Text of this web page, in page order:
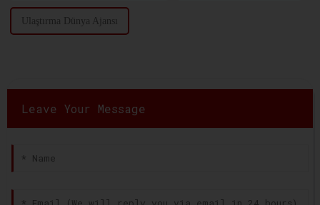
Ulaştırma Dünya Ajansı
Leave Your Message